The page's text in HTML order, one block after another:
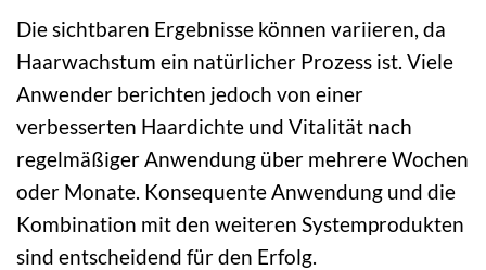
Die sichtbaren Ergebnisse können variieren, da
Haarwachstum ein natürlicher Prozess ist. Viele
Anwender berichten jedoch von einer
verbesserten Haardichte und Vitalität nach
regelmäßiger Anwendung über mehrere Wochen
oder Monate. Konsequente Anwendung und die
Kombination mit den weiteren Systemprodukten
sind entscheidend für den Erfolg.